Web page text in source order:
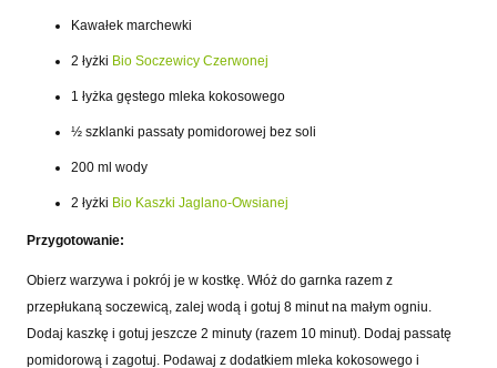
Kawałek marchewki
2 łyżki Bio Soczewicy Czerwonej
1 łyżka gęstego mleka kokosowego
½ szklanki passaty pomidorowej bez soli
200 ml wody
2 łyżki Bio Kaszki Jaglano-Owsianej
Przygotowanie:
Obierz warzywa i pokrój je w kostkę. Włóż do garnka razem z
przepłukaną soczewicą, zalej wodą i gotuj 8 minut na małym ogniu.
Dodaj kaszkę i gotuj jeszcze 2 minuty (razem 10 minut). Dodaj passatę
pomidorową i zagotuj. Podawaj z dodatkiem mleka kokosowego i